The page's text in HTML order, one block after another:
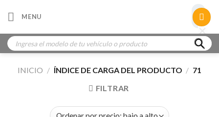
MENU
Búsqueda
de
productos
INICIO / ÍNDICE DE CARGA DEL PRODUCTO / 71
FILTRAR
×
×
×